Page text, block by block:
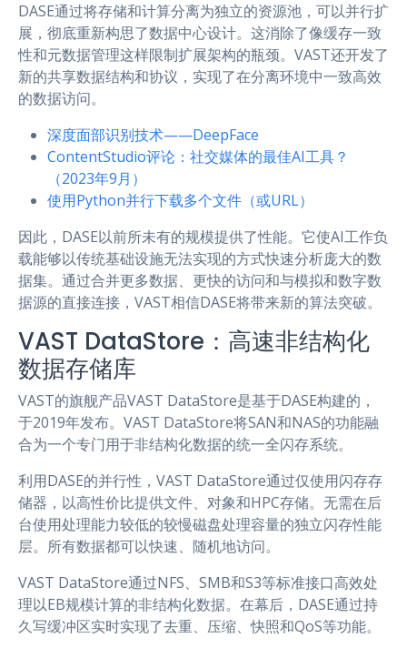
DASE通过将存储和计算分离为独立的资源池，可以并行扩
展，彻底重新构思了数据中心设计。这消除了像缓存一致
性和元数据管理这样限制扩展架构的瓶颈。VAST还开发了
新的共享数据结构和协议，实现了在分离环境中一致高效
的数据访问。
深度面部识别技术——DeepFace
ContentStudio评论：社交媒体的最佳AI工具？
（2023年9月）
使用Python并行下载多个文件（或URL）
因此，DASE以前所未有的规模提供了性能。它使AI工作负
载能够以传统基础设施无法实现的方式快速分析庞大的数
据集。通过合并更多数据、更快的访问和与模拟和数字数
据源的直接连接，VAST相信DASE将带来新的算法突破。
VAST DataStore：高速非结构化
数据存储库
VAST的旗舰产品VAST DataStore是基于DASE构建的，
于2019年发布。VAST DataStore将SAN和NAS的功能融
合为一个专门用于非结构化数据的统一全闪存系统。
利用DASE的并行性，VAST DataStore通过仅使用闪存存
储器，以高性价比提供文件、对象和HPC存储。无需在后
台使用处理能力较低的较慢磁盘处理容量的独立闪存性能
层。所有数据都可以快速、随机地访问。
VAST DataStore通过NFS、SMB和S3等标准接口高效处
理以EB规模计算的非结构化数据。在幕后，DASE通过持
久写缓冲区实时实现了去重、压缩、快照和QoS等功能。